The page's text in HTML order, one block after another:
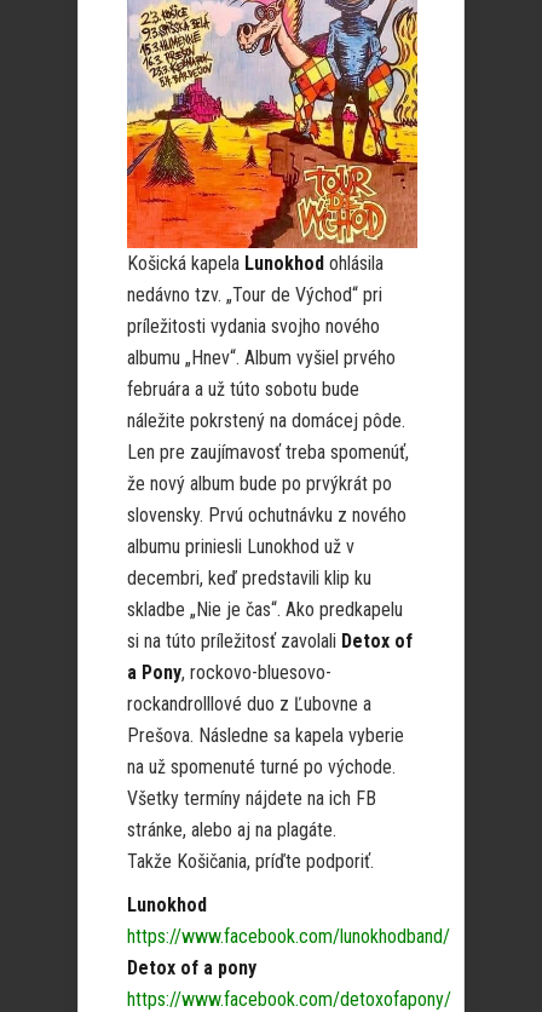
Košická kapela Lunokhod ohlásila
nedávno tzv. „Tour de Východ“ pri
príležitosti vydania svojho nového
albumu „Hnev“. Album vyšiel prvého
februára a už túto sobotu bude
náležite pokrstený na domácej pôde.
Len pre zaujímavosť treba spomenúť,
že nový album bude po prvýkrát po
slovensky. Prvú ochutnávku z nového
albumu priniesli Lunokhod už v
decembri, keď predstavili klip ku
skladbe „Nie je čas“. Ako predkapelu
si na túto príležitosť zavolali Detox of
a Pony, rockovo-bluesovo-
rockandrolllové duo z Ľubovne a
Prešova. Následne sa kapela vyberie
na už spomenuté turné po východe.
Všetky termíny nájdete na ich FB
stránke, alebo aj na plagáte.
Takže Košičania, príďte podporiť.
Lunokhod
https://www.facebook.com/lunokhodband/
Detox of a pony
https://www.facebook.com/detoxofapony/